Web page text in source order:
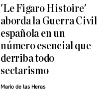
'Le Figaro Histoire'
aborda la Guerra Civil
española en un
número esencial que
derriba todo
sectarismo
Mario de las Heras